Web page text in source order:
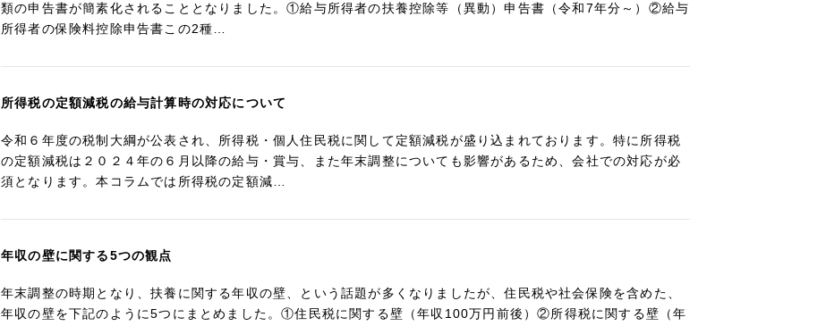
類の申告書が簡素化されることとなりました。①給与所得者の扶養控除等（異動）申告書（令和7年分～）②給与
所得者の保険料控除申告書この2種…
所得税の定額減税の給与計算時の対応について
令和６年度の税制大綱が公表され、所得税・個人住民税に関して定額減税が盛り込まれております。特に所得税
の定額減税は２０２４年の６月以降の給与・賞与、また年末調整についても影響があるため、会社での対応が必
須となります。本コラムでは所得税の定額減…
年収の壁に関する5つの観点
年末調整の時期となり、扶養に関する年収の壁、という話題が多くなりましたが、住民税や社会保険を含めた、
年収の壁を下記のように5つにまとめました。①住民税に関する壁（年収100万円前後）②所得税に関する壁（年